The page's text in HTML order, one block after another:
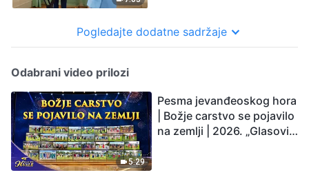
Pogledajte dodatne sadržaje
Odabrani video prilozi
5:29
Pesma jevanđeoskog hora
| Božje carstvo se pojavilo
na zemlji | 2026. „Glasovi